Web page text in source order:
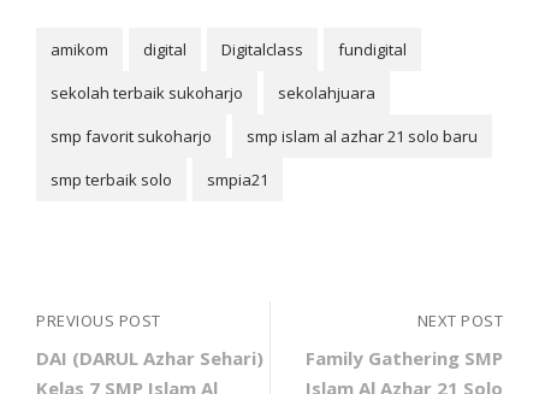
amikom digital Digitalclass
fundigital
sekolah terbaik sukoharjo
sekolahjuara
smp favorit sukoharjo
smp islam al azhar 21 solo baru
smp terbaik solo
smpia21
PREVIOUS POST
DAI (DARUL Azhar Sehari)
Kelas 7 SMP Islam Al
NEXT POST
Family Gathering SMP
Islam Al Azhar 21 Solo